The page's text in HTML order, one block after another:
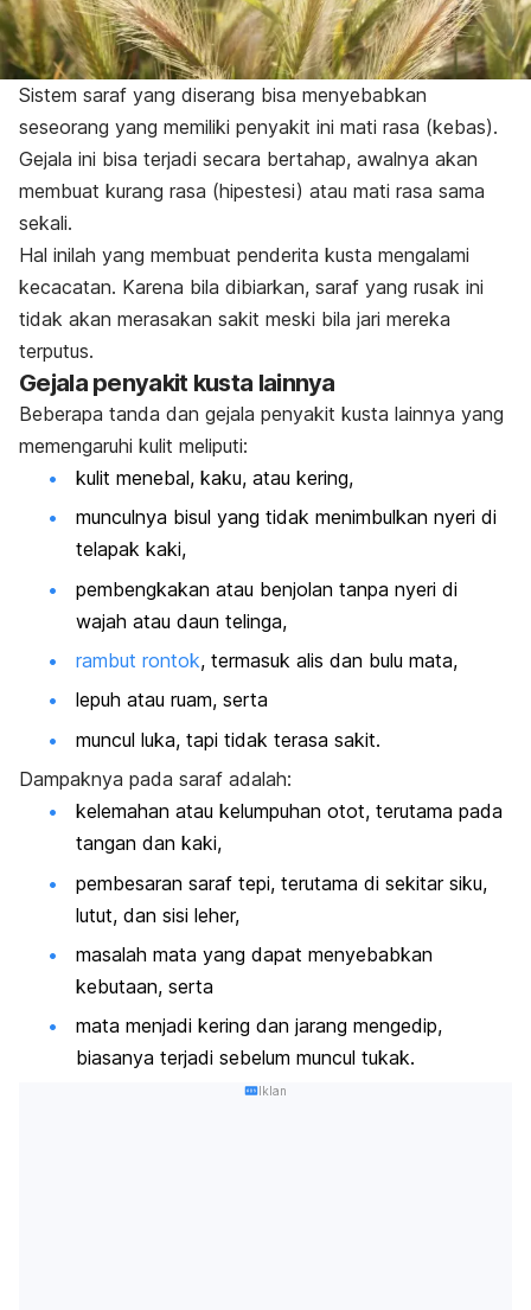
Sistem saraf yang diserang bisa menyebabkan
seseorang yang memiliki penyakit ini mati rasa (kebas).
Gejala ini bisa terjadi secara bertahap, awalnya akan
membuat kurang rasa (hipestesi) atau mati rasa sama
sekali.
Hal inilah yang membuat penderita kusta mengalami
kecacatan. Karena bila dibiarkan, saraf yang rusak ini
tidak akan merasakan sakit meski bila jari mereka
terputus.
Gejala penyakit kusta lainnya
Beberapa tanda dan gejala penyakit kusta lainnya yang
memengaruhi kulit meliputi:
kulit menebal, kaku, atau kering,
munculnya bisul yang tidak menimbulkan nyeri di
telapak kaki,
pembengkakan atau benjolan tanpa nyeri di
wajah atau daun telinga,
rambut rontok, termasuk alis dan bulu mata,
lepuh atau ruam, serta
muncul luka, tapi tidak terasa sakit.
Dampaknya pada saraf adalah:
kelemahan atau kelumpuhan otot, terutama pada
tangan dan kaki,
pembesaran saraf tepi, terutama di sekitar siku,
lutut, dan sisi leher,
masalah mata yang dapat menyebabkan
kebutaan, serta
mata menjadi kering dan jarang mengedip,
biasanya terjadi sebelum muncul tukak.
Iklan